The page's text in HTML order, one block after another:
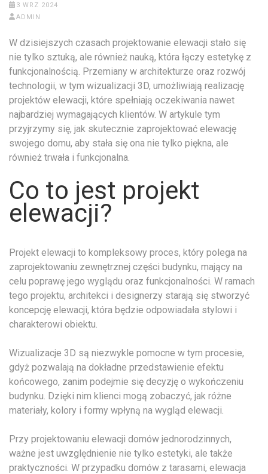
3 WRZ 2024
ADMIN
W dzisiejszych czasach projektowanie elewacji stało się
nie tylko sztuką, ale również nauką, która łączy estetykę z
funkcjonalnością. Przemiany w architekturze oraz rozwój
technologii, w tym wizualizacji 3D, umożliwiają realizację
projektów elewacji, które spełniają oczekiwania nawet
najbardziej wymagających klientów. W artykule tym
przyjrzymy się, jak skutecznie zaprojektować elewację
swojego domu, aby stała się ona nie tylko piękna, ale
również trwała i funkcjonalna.
Co to jest projekt
elewacji?
Projekt elewacji to kompleksowy proces, który polega na
zaprojektowaniu zewnętrznej części budynku, mający na
celu poprawę jego wyglądu oraz funkcjonalności. W ramach
tego projektu, architekci i designerzy starają się stworzyć
koncepcję elewacji, która będzie odpowiadała stylowi i
charakterowi obiektu.
Wizualizacje 3D są niezwykle pomocne w tym procesie,
gdyż pozwalają na dokładne przedstawienie efektu
końcowego, zanim podejmie się decyzję o wykończeniu
budynku. Dzięki nim klienci mogą zobaczyć, jak różne
materiały, kolory i formy wpłyną na wygląd elewacji.
Przy projektowaniu elewacji domów jednorodzinnych,
ważne jest uwzględnienie nie tylko estetyki, ale także
praktyczności. W przypadku domów z tarasami, elewacja